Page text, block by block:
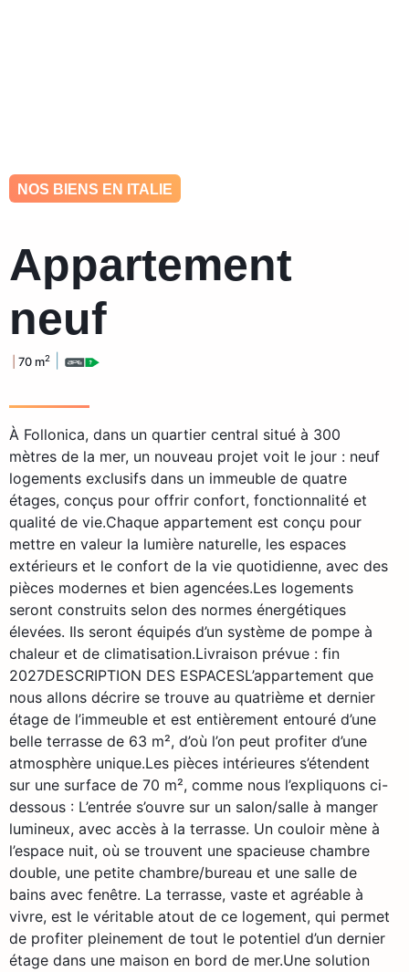
NOS BIENS EN ITALIE
Appartement
neuf
70 m2
À Follonica, dans un quartier central situé à 300
mètres de la mer, un nouveau projet voit le jour : neuf
logements exclusifs dans un immeuble de quatre
étages, conçus pour offrir confort, fonctionnalité et
qualité de vie.Chaque appartement est conçu pour
mettre en valeur la lumière naturelle, les espaces
extérieurs et le confort de la vie quotidienne, avec des
pièces modernes et bien agencées.Les logements
seront construits selon des normes énergétiques
élevées. Ils seront équipés d’un système de pompe à
chaleur et de climatisation.Livraison prévue : fin
2027DESCRIPTION DES ESPACESL’appartement que
nous allons décrire se trouve au quatrième et dernier
étage de l’immeuble et est entièrement entouré d’une
belle terrasse de 63 m², d’où l’on peut profiter d’une
atmosphère unique.Les pièces intérieures s’étendent
sur une surface de 70 m², comme nous l’expliquons ci-
dessous : L’entrée s’ouvre sur un salon/salle à manger
lumineux, avec accès à la terrasse. Un couloir mène à
l’espace nuit, où se trouvent une spacieuse chambre
double, une petite chambre/bureau et une salle de
bains avec fenêtre. La terrasse, vaste et agréable à
vivre, est le véritable atout de ce logement, qui permet
de profiter pleinement de tout le potentiel d’un dernier
étage dans une maison en bord de mer.Une solution